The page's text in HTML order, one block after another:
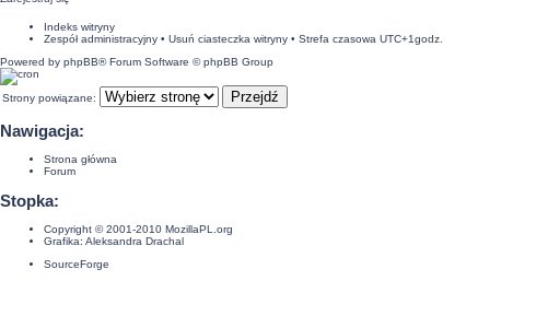
Indeks witryny
Zespół administracyjny • Usuń ciasteczka witryny • Strefa czasowa UTC+1godz.
Powered by phpBB® Forum Software © phpBB Group
Strony powiązane:
Nawigacja:
Strona główna
Forum
Stopka:
Copyright © 2001-2010 MozillaPL.org
Grafika: Aleksandra Drachal
SourceForge